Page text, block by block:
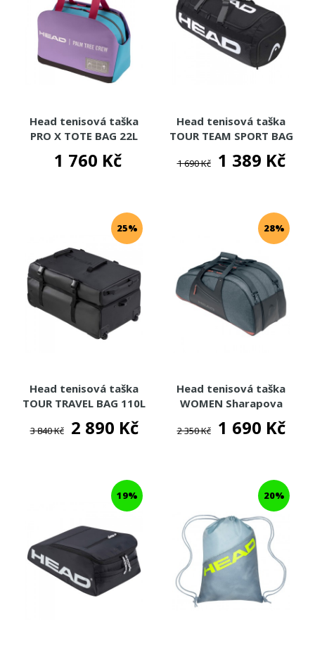
Head tenisová taška
PRO X TOTE BAG 22L
PTC ALTERNATE
EDITION
1 760 Kč
Head tenisová taška
TOUR TEAM SPORT BAG
1 690 Kč 1 389 Kč
25%
Head tenisová taška
TOUR TRAVEL BAG 110L
3 840 Kč 2 890 Kč
28%
Head tenisová taška
WOMEN Sharapova
2 350 Kč 1 690 Kč
19% 20%